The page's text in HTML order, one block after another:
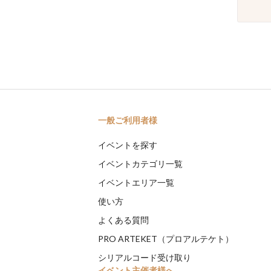
一般ご利用者様
イベントを探す
イベントカテゴリ一覧
イベントエリア一覧
使い方
よくある質問
PRO ARTEKET（プロアルテケト）
シリアルコード受け取り